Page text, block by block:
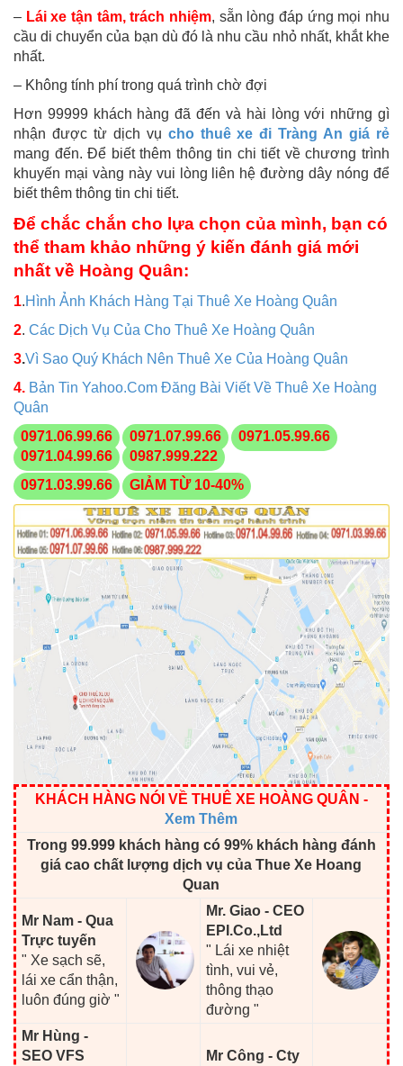
– Lái xe tận tâm, trách nhiệm, sẵn lòng đáp ứng mọi nhu
cầu di chuyển của bạn dù đó là nhu cầu nhỏ nhất, khắt khe
nhất.
– Không tính phí trong quá trình chờ đợi
Hơn 99999 khách hàng đã đến và hài lòng với những gì
nhận được từ dịch vụ cho thuê xe đi Tràng An giá rẻ
mang đến. Để biết thêm thông tin chi tiết về chương trình
khuyến mại vàng này vui lòng liên hệ đường dây nóng để
biết thêm thông tin chi tiết.
Để chắc chắn cho lựa chọn của mình, bạn có
thể tham khảo những ý kiến đánh giá mới
nhất về Hoàng Quân:
1.Hình Ảnh Khách Hàng Tại Thuê Xe Hoàng Quân
2. Các Dịch Vụ Của Cho Thuê Xe Hoàng Quân
3.Vì Sao Quý Khách Nên Thuê Xe Của Hoàng Quân
4. Bản Tin Yahoo.Com Đăng Bài Viết Về Thuê Xe Hoàng
Quân
0971.06.99.66
0971.07.99.66
0971.05.99.66
0971.04.99.66
0987.999.222
0971.03.99.66
GIẢM TỪ 10-40%
KHÁCH HÀNG NÓI VỀ THUÊ XE HOÀNG QUÂN -
Xem Thêm
Trong 99.999 khách hàng có 99% khách hàng đánh
giá cao chất lượng dịch vụ của Thue Xe Hoang
Quan
Mr Nam - Qua
Trực tuyến
" Xe sạch sẽ,
lái xe cẩn thận,
luôn đúng giờ "
Mr. Giao - CEO
EPI.Co.,Ltd
" Lái xe nhiệt
tình, vui vẻ,
thông thạo
đường "
Mr Hùng -
SEO VFS
Mr Công - Cty